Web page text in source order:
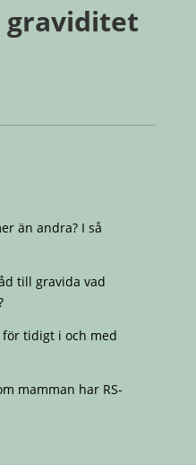
graviditet
än andra? I så
till gravida vad
tidigt i och med
mamman har RS-